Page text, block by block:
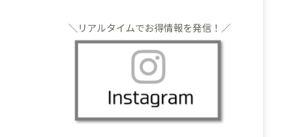
＼リアルタイムでお得情報を発信！／